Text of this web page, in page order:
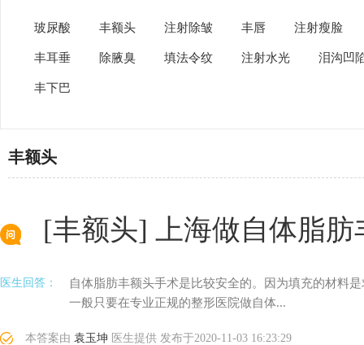
玻尿酸 丰额头 注射除皱 丰唇 注射瘦脸
丰耳垂 除腋臭 填法令纹 注射水光 泪沟凹
丰下巴
丰额头
[丰额头] 上海做自体脂
医生回答：
自体脂肪丰额头手术是比较安全的。因为填充的材料
一般只要在专业正规的整形医院做自体...
本答案由 袁玉坤 医生提供 发布于2020-11-03 16:23:29